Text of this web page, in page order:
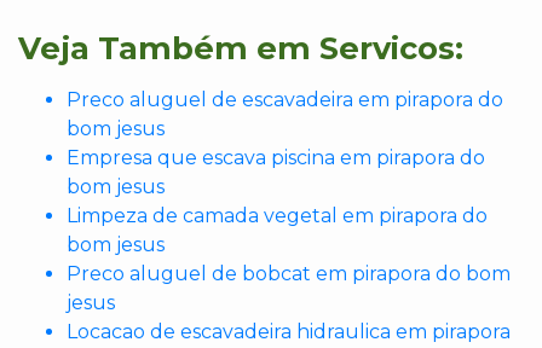
Veja Também em Servicos:
Preco aluguel de escavadeira em pirapora do
bom jesus
Empresa que escava piscina em pirapora do
bom jesus
Limpeza de camada vegetal em pirapora do
bom jesus
Preco aluguel de bobcat em pirapora do bom
jesus
Locacao de escavadeira hidraulica em pirapora